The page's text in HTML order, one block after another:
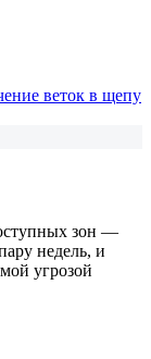
веток в щепу
зон —
недель, и
угрозой